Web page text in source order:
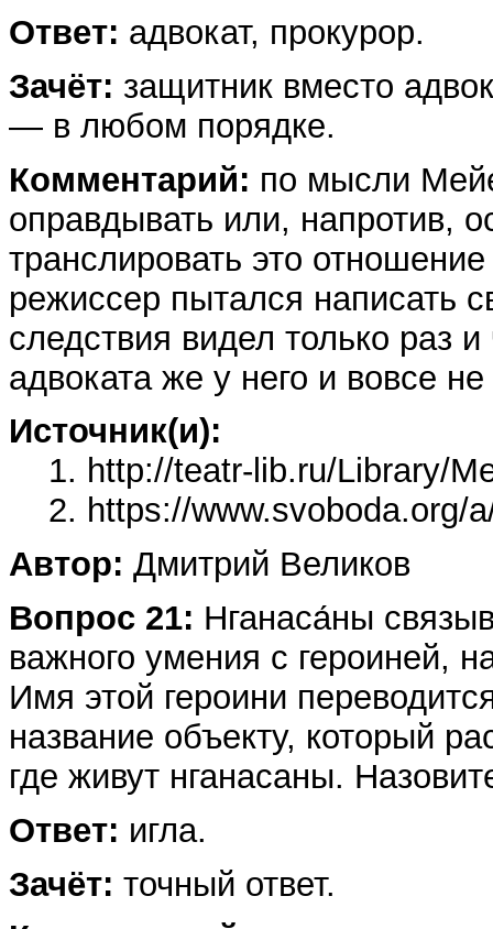
Ответ: адвокат, прокурор.
Зачёт: защитник вместо
— в любом порядке.
Комментарий: по мысли
оправдывать или, напротив,
транслировать это
режиссер пытался написать
следствия видел только раз
адвоката же у него и вовсе
Источник(и):
1. http://teatr-lib.ru/Library/
2. https://www.svoboda.org/
Автор: Дмитрий Великов
Вопрос 21: Нганаса́ны
важного умения с героиней,
Имя этой героини
название объекту, который
где живут нганасаны.
Ответ: игла.
Зачёт: точный ответ.